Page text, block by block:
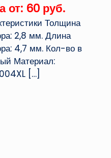
от: 60 руб.
Толщина
2,8 мм. Длина
4,7 мм. Кол-во в
Материал:
[…]